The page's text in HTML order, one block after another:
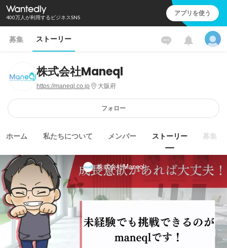
400万人が利用するビジネスSNS アプリを使う
募集 ストーリー
株式会社Maneql
https://maneql.co.jp 大阪府
フォロー
ホーム 私たちについて メンバー ストーリー 募集
株式会社Maneql